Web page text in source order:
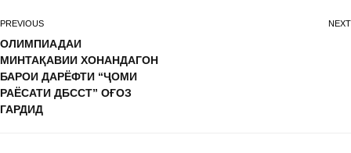
PREVIOUS
ОЛИМПИАДАИ
МИНТАҚАВИИ ХОНАНДАГОН
БАРОИ ДАРЁФТИ “ҶОМИ
РАЁСАТИ ДБССТ” ОҒОЗ
ГАРДИД
NEXT